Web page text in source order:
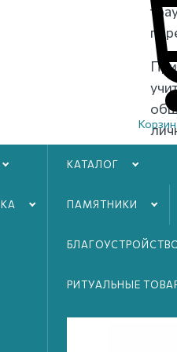
КАТАЛОГ
ПАМЯТНИКИ
РИТУАЛЬНЫЕ
в